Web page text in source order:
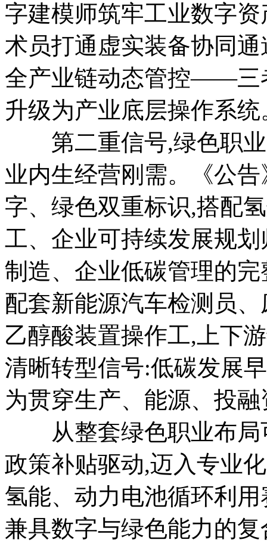
字建模师筑牢工业数字
术员打通虚实装备协同
全产业链动态管控——三
升级为产业底层操作系统
第二重信号,绿色职业
业内生经营刚需。《公
字、绿色双重标识,搭配
工、企业可持续发展规
制造、企业低碳管理的
配套新能源汽车检测员
乙醇酸装置操作工,上下
清晰转型信号:低碳发展
为贯穿生产、能源、投
从整套绿色职业布局
政策补贴驱动,迈入专业
氢能、动力电池循环利
兼具数字与绿色能力的